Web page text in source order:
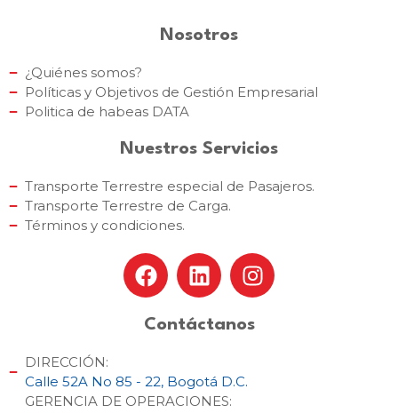
Nosotros
¿Quiénes somos?
Políticas y Objetivos de Gestión Empresarial
Politica de habeas DATA
Nuestros Servicios
Transporte Terrestre especial de Pasajeros.
Transporte Terrestre de Carga.
Términos y condiciones.
Contáctanos
DIRECCIÓN:
Calle 52A No 85 - 22, Bogotá D.C.
GERENCIA DE OPERACIONES: